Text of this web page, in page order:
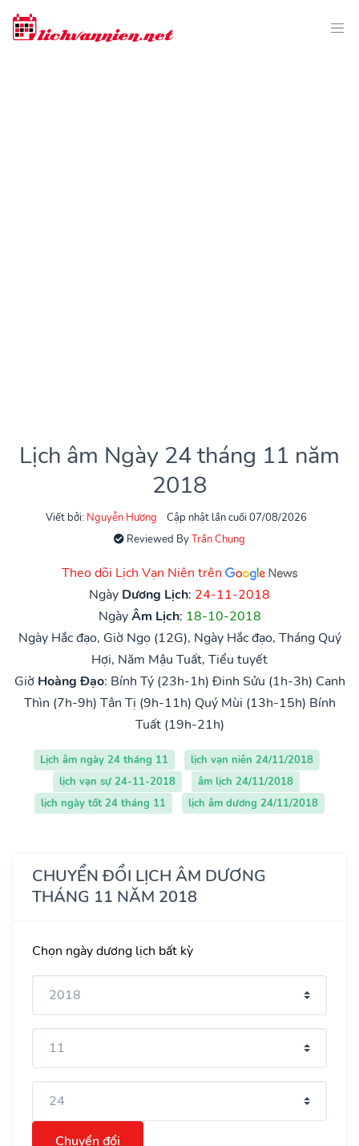
Lịch âm Ngày 24 tháng 11 năm
2018
Viết bởi: Nguyễn Hương
Cập nhật lần cuối 07/08/2026
Reviewed ByTrần Chung
Theo dõi Lịch Vạn Niên trên
Ngày Dương Lịch: 24-11-2018
NgàyÂm Lịch: 18-10-2018
Ngày Hắc đạo, Giờ Ngọ (12G), Ngày Hắc đạo, Tháng Quý
Hợi, Năm Mậu Tuất, Tiểu tuyết
Giờ Hoàng Đạo: Bính Tý (23h-1h) Đinh Sửu (1h-3h) Canh
Thìn (7h-9h) Tân Tị (9h-11h) Quý Mùi (13h-15h) Bính
Tuất (19h-21h)
Lịch âm ngày 24 tháng 11
lịch vạn niên 24/11/2018
lịch vạn sự 24-11-2018
âm lịch 24/11/2018
lịch ngày tốt 24 tháng 11
lịch âm dương 24/11/2018
CHUYỂN ĐỔI LỊCH ÂM DƯƠNG
THÁNG 11 NĂM 2018
Chọn ngày dương lịch bất kỳ
Chuyển đổi